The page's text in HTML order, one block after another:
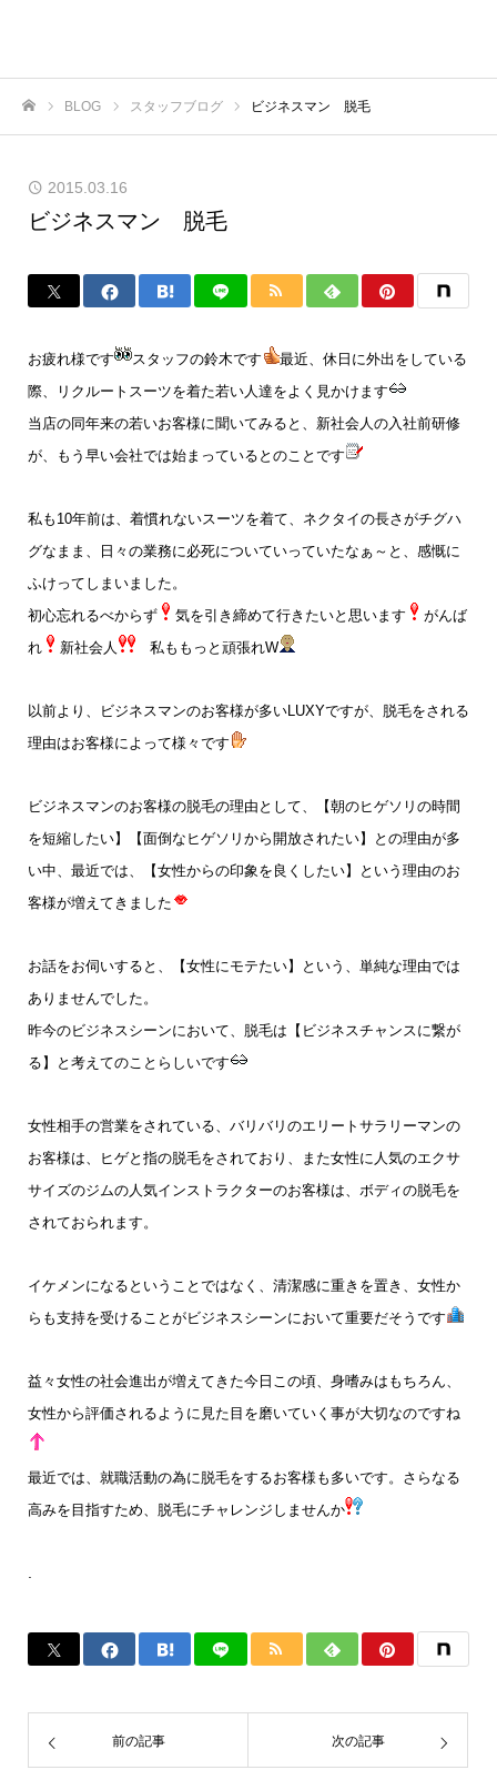
BLOG スタッフブログ ビジネスマン 脱毛
2015.03.16
ビジネスマン 脱毛
お疲れ様です スタッフの鈴木です
最近、休日に外出をしている
際、リクルートスーツを着た若い人達をよく見かけます
当店の同年来の若いお客様に聞いてみると、新社会人の入社前研修
が、もう早い会社では始まっているとのことです
私も10年前は、着慣れないスーツを着て、ネクタイの長さがチグハ
グなまま、日々の業務に必死についていっていたなぁ～と、感慨に
ふけってしまいました。
初心忘れるべからず
気を引き締めて行きたいと思います
がんば
れ
新社会人 私ももっと頑張れW
以前より、ビジネスマンのお客様が多いLUXYですが、脱毛をされる
理由はお客様によって様々です
ビジネスマンのお客様の脱毛の理由として、【朝のヒゲソリの時間
を短縮したい】【面倒なヒゲソリから開放されたい】との理由が多
い中、最近では、【女性からの印象を良くしたい】という理由のお
客様が増えてきました
お話をお伺いすると、【女性にモテたい】という、単純な理由では
ありませんでした。
昨今のビジネスシーンにおいて、脱毛は【ビジネスチャンスに繋が
る】と考えてのことらしいです
女性相手の営業をされている、バリバリのエリートサラリーマンの
お客様は、ヒゲと指の脱毛をされており、また女性に人気のエクサ
サイズのジムの人気インストラクターのお客様は、ボディの脱毛を
されておられます。
イケメンになるということではなく、清潔感に重きを置き、女性か
らも支持を受けることがビジネスシーンにおいて重要だそうです
益々女性の社会進出が増えてきた今日この頃、身嗜みはもちろん、
女性から評価されるように見た目を磨いていく事が大切なのですね
最近では、就職活動の為に脱毛をするお客様も多いです。さらなる
高みを目指すため、脱毛にチャレンジしませんか
前の記事 次の記事